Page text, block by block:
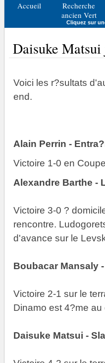
Accueil
Recherche
ancien Vert
Cliquez sur
Daisuke
Voici les r?sultats
end.
Alain Perrin -
Victoire 1-0 en
Alexandre Barthe -
Victoire 3-0 ?
rencontre.
d'avance sur le
Boubacar Mansaly
Victoire 2-1 sur le
Dinamo est 4?me au
Daisuke Matsui -